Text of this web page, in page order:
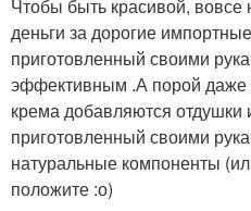
Чтобы быть красивой, вовсе
деньги за дорогие
приготовленный своими
эффективным .А порой даже
крема добавляются отдушки
приготовленный своими
натуральные компоненты
положите :о)